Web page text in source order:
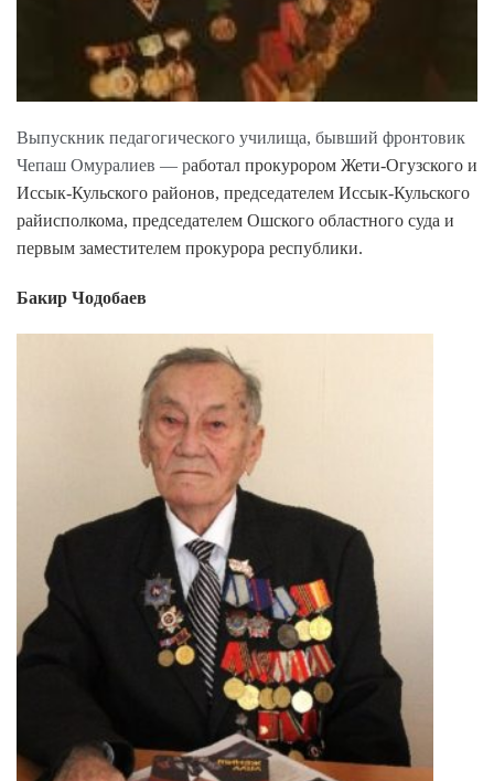
Выпускник педагогического училища, бывший фронтовик
Чепаш Омуралиев — работал прокурором Жети-Огузского и
Иссык-Кульского районов, председателем Иссык-Кульского
райисполкома, председателем Ошского областного суда и
первым заместителем прокурора республики.
Бакир Чодобаев